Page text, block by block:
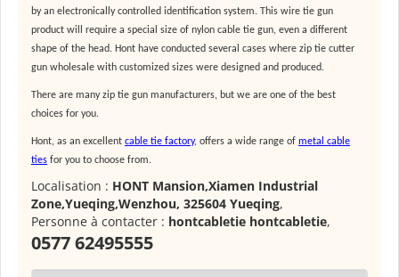
by an electronically controlled identification system. This wire tie gun
product will require a special size of nylon cable tie gun, even a different
shape of the head. Hont have conducted several cases where zip tie cutter
gun wholesale with customized sizes were designed and produced.
There are manyzip tie gun manufacturers, but we are one of the best
choices for you.
Hont, as an excellent cable tie factory, offers a wide range of metal cable
ties for you to choose from.
Localisation : HONT Mansion,Xiamen Industrial
Zone,Yueqing,Wenzhou, 325604 Yueqing,
Personne à contacter : hontcabletie hontcabletie,
0577 62495555